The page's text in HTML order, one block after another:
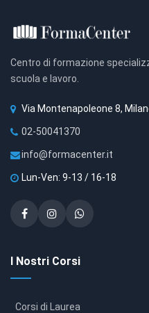
Centro di formazione
scuola e lavoro.
Via Montenapoleone 8,
02-50041370
info@formacenter.it
Lun-Ven: 9-13 / 16-18
I Nostri Corsi
Corsi di Laurea